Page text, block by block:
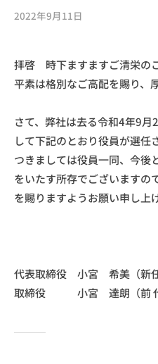
2022年9月11日
o
u
g
d
e
n
拝啓 時下ますますご清栄の
平素は格別なご⾼配を賜り、
さて、弊社は去る令和4年9
して下記のとおり役員が選任
つきましては役員⼀同、今後
をいたす所存でございますの
を賜りますようお願い申し上
代表取締役 小宮 希美（新
取締役 小宮 達朗（前 代